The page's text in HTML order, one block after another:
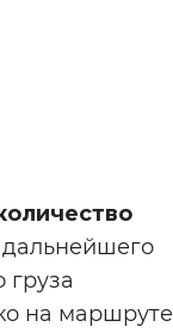
на маршруте